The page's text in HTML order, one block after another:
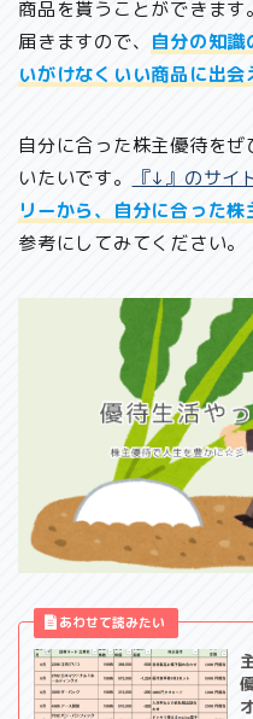
商品を貰うことができま
届きますので、 自分の知
いがけなくいい商品に出会
自分に合った株主優待を
いたいです。
『↓』のサイ
リーから、自分に合った
参考にしてみてください。